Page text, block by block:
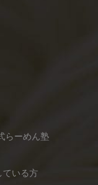
らーめん塾
ている方